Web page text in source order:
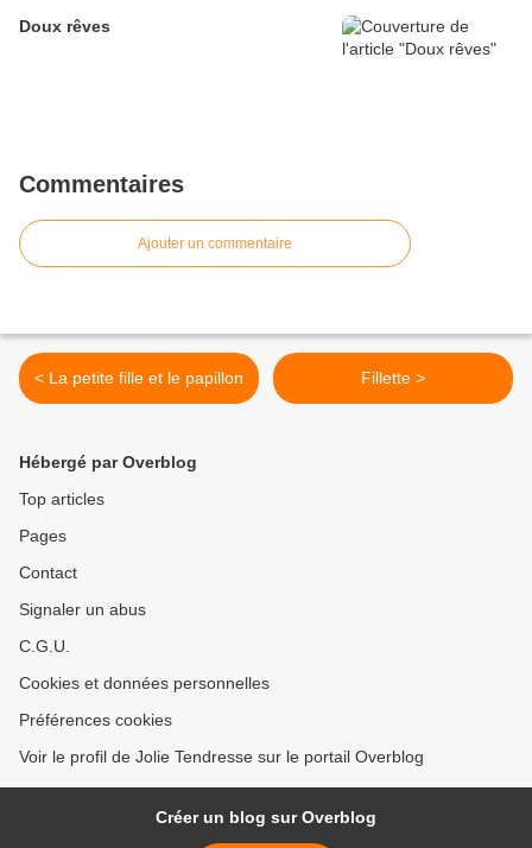
Doux rêves
Commentaires
Ajouter un commentaire
< La petite fille et le papillon Fillette >
Hébergé par Overblog
Top articles
Pages
Contact
Signaler un abus
C.G.U.
Cookies et données personnelles
Préférences cookies
Voir le profil de Jolie Tendresse sur le portail Overblog
Créer un blog sur Overblog